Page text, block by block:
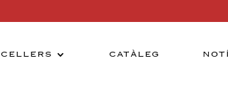
CELLERS CATÀLEG